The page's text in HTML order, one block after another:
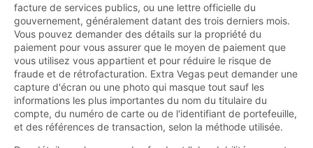
facture de services publics, ou une lettre officielle du
gouvernement, généralement datant des trois derniers mois.
Vous pouvez demander des détails sur la propriété du
paiement pour vous assurer que le moyen de paiement que
vous utilisez vous appartient et pour réduire le risque de
fraude et de rétrofacturation. Extra Vegas peut demander une
capture d'écran ou une photo qui masque tout sauf les
informations les plus importantes du nom du titulaire du
compte, du numéro de carte ou de l'identifiant de portefeuille,
et des références de transaction, selon la méthode utilisée.